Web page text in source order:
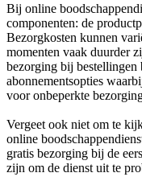
Bij online
componenten: de
Bezorgkosten kunnen
momenten vaak duurder
bezorging bij bestellingen
abonnementsopties
voor onbeperkte
Vergeet ook niet om te
online
gratis bezorging bij de
zijn om de dienst uit te